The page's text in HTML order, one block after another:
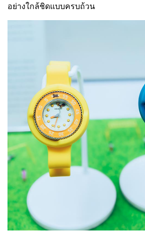
อย่างใกล้ชิดแบบครบถ้วน